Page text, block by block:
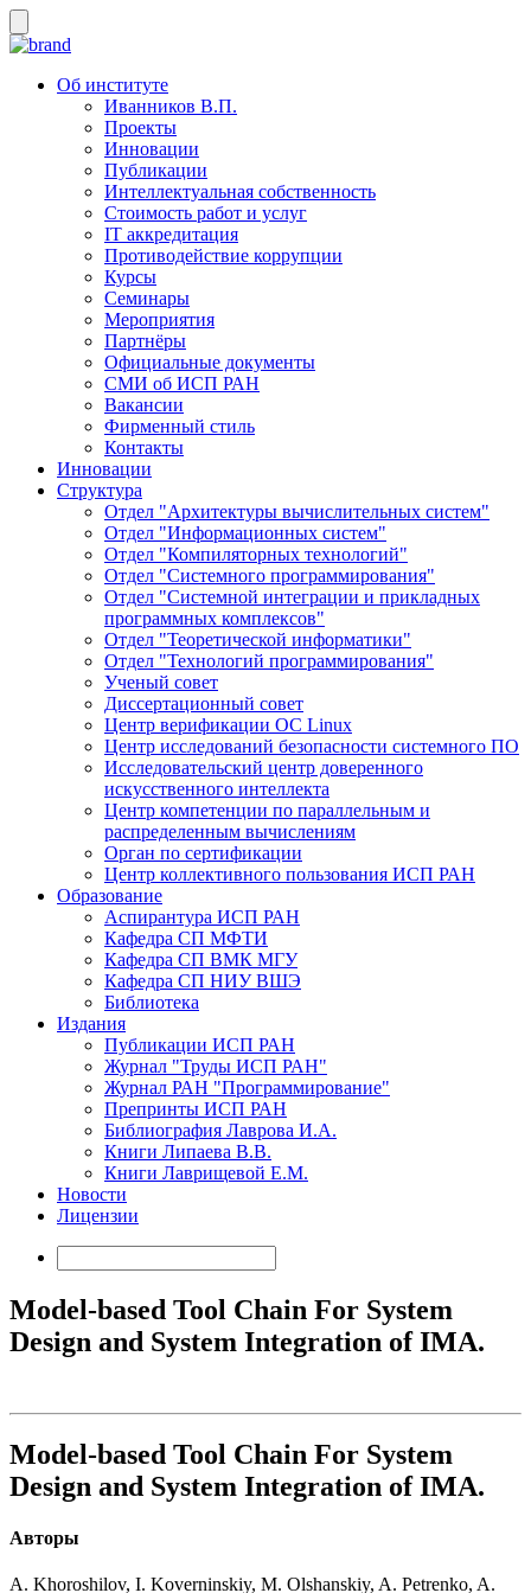
Об институте
Иванников В.П.
Проекты
Инновации
Публикации
Интеллектуальная собственность
Стоимость работ и услуг
IT аккредитация
Противодействие коррупции
Курсы
Семинары
Мероприятия
Партнёры
Официальные документы
СМИ об ИСП РАН
Вакансии
Фирменный стиль
Контакты
Инновации
Структура
Отдел "Архитектуры вычислительных систем"
Отдел "Информационных систем"
Отдел "Компиляторных технологий"
Отдел "Системного программирования"
Отдел "Системной интеграции и прикладных
программных комплексов"
Отдел "Теоретической информатики"
Отдел "Технологий программирования"
Ученый совет
Диссертационный совет
Центр верификации ОС Linux
Центр исследований безопасности системного ПО
Исследовательский центр доверенного
искусственного интеллекта
Центр компетенции по параллельным и
распределенным вычислениям
Орган по сертификации
Центр коллективного пользования ИСП РАН
Образование
Аспирантура ИСП РАН
Кафедра СП МФТИ
Кафедра СП ВМК МГУ
Кафедра СП НИУ ВШЭ
Библиотека
Издания
Публикации ИСП РАН
Журнал "Труды ИСП РАН"
Журнал РАН "Программирование"
Препринты ИСП РАН
Библиография Лаврова И.А.
Книги Липаева В.В.
Книги Лаврищевой Е.М.
Новости
Лицензии
Model-based Tool Chain For System
Design and System Integration of IMA.
Model-based Tool Chain For System
Design and System Integration of IMA.
Авторы
A. Khoroshilov, I. Koverninskiy, M. Olshanskiy, A. Petrenko, A.